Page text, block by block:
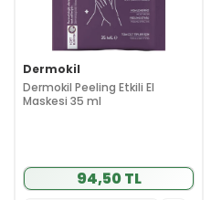
Dermokil
Dermokil Peeling Etkili El
Maskesi 35 ml
94,50 TL